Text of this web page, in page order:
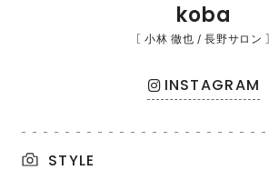
koba
［ 小林 徹也 / 長野サロン ］
INSTAGRAM
STYLE